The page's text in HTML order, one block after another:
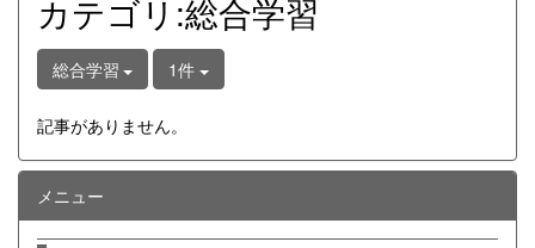
カテゴリ:総合学習
総合学習 1件
記事がありません。
メニュー